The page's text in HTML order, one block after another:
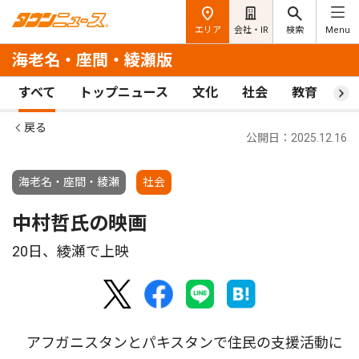
エリア 会社・IR 検索 Menu
海老名・座間・綾瀬版
すべて トップニュース 文化 社会 教育 ス
戻る
海老名・座間・綾瀬 社会
公開日：2025.12.16
中村哲氏の映画
20日、綾瀬で上映
アフガニスタンとパキスタンで住民の支援活動に